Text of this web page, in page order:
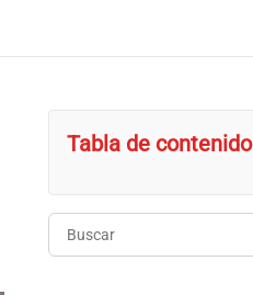
Tabla de contenido
Buscar